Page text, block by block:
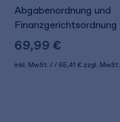
Abgabenordnung und
Finanzgerichtsordnung
69,99 €
inkl. MwSt. 65,41 € zzgl. MwSt.